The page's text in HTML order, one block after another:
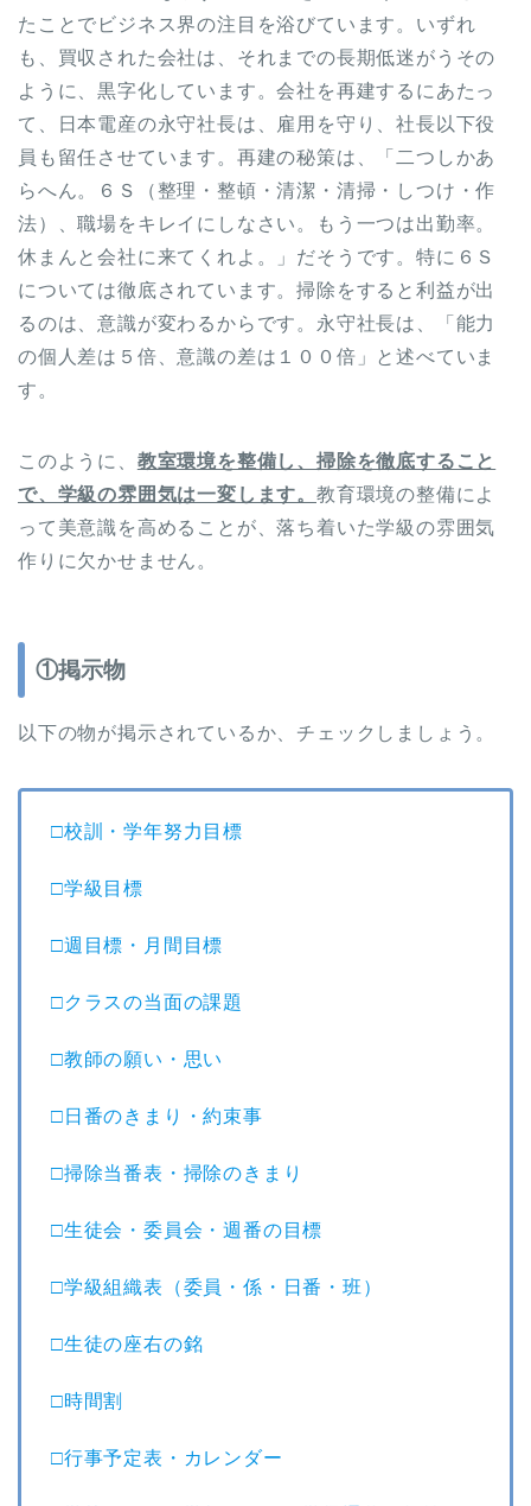
たことでビジネス界の注目を浴びています。いずれ
も、買収された会社は、それまでの長期低迷がうその
ように、黒字化しています。会社を再建するにあたっ
て、日本電産の永守社長は、雇用を守り、社長以下役
員も留任させています。再建の秘策は、「二つしかあ
らへん。６Ｓ（整理・整頓・清潔・清掃・しつけ・作
法）、職場をキレイにしなさい。もう一つは出勤率。
休まんと会社に来てくれよ。」だそうです。特に６Ｓ
については徹底されています。掃除をすると利益が出
るのは、意識が変わるからです。永守社長は、「能力
の個人差は５倍、意識の差は１００倍」と述べていま
す。
このように、 教室環境を整備し、掃除を徹底すること
で、学級の雰囲気は一変します。 教育環境の整備によ
って美意識を高めることが、落ち着いた学級の雰囲気
作りに欠かせません。
①掲示物
以下の物が掲示されているか、チェックしましょう。
□校訓・学年努力目標
□学級目標
□週目標・月間目標
□クラスの当面の課題
□教師の願い・思い
□日番のきまり・約束事
□掃除当番表・掃除のきまり
□生徒会・委員会・週番の目標
□学級組織表（委員・係・日番・班）
□生徒の座右の銘
□時間割
□行事予定表・カレンダー